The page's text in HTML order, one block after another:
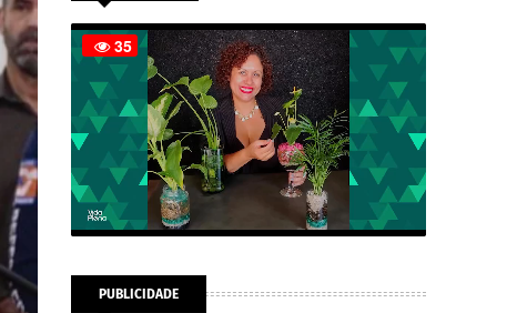
PUBLICIDADE